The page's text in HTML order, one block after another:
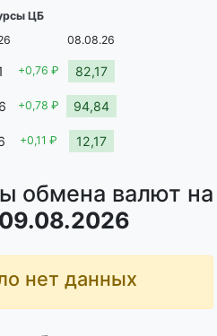
обмена валют на
09.08.2026
нет данных
ЦБ
08.08.26
+0,76 ₽ 82,17
+0,78 ₽ 94,84
+0,11 ₽ 12,17